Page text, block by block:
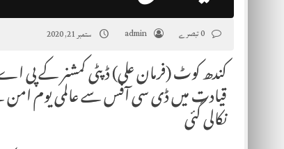
admin ستمبر 21, 2020
کندھ کوٹ (فرمان علی) ڈپٹی کمشنر کے پی
قیادت میں ڈی سی آفس سے عالمی یوم امن
نکالی گئی